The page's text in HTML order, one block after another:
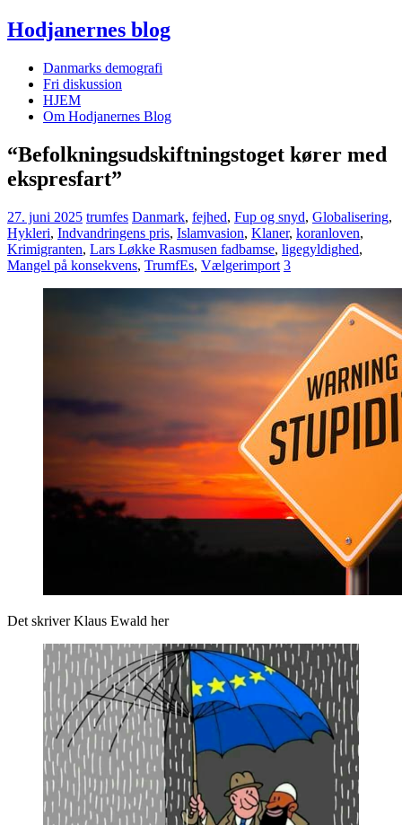
Hodjanernes blog
Danmarks demografi
Fri diskussion
HJEM
Om Hodjanernes Blog
“Befolkningsudskiftningstoget kører med
ekspresfart”
27. juni 2025 trumfes Danmark, fejhed, Fup og snyd, Globalisering,
Hykleri, Indvandringens pris, Islamvasion, Klaner, koranloven,
Krimigranten, Lars Løkke Rasmusen fadbamse, ligegyldighed,
Mangel på konsekvens, TrumfEs, Vælgerimport 3
Det skriver Klaus Ewald her